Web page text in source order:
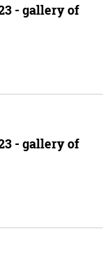
- gallery of
- gallery of